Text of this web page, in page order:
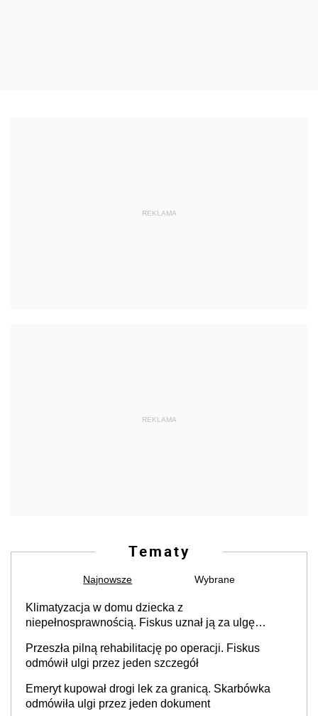
REKLAMA
REKLAMA
Tematy
Najnowsze Wybrane
Klimatyzacja w domu dziecka z
niepełnosprawnością. Fiskus uznał ją za ulgę
Przeszła pilną rehabilitację po operacji. Fiskus
odmówił ulgi przez jeden szczegół
Emeryt kupował drogi lek za granicą. Skarbówka
odmówiła ulgi przez jeden dokument